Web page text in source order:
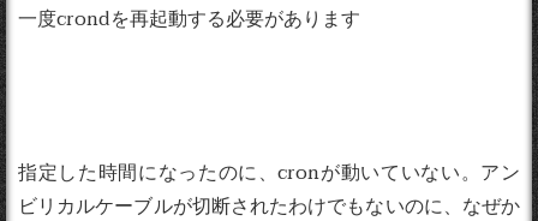
一度crondを再起動する必要があります
指定した時間になったのに、cronが動いていない。アン
ビリカルケーブルが切断されたわけでもないのに、なぜか